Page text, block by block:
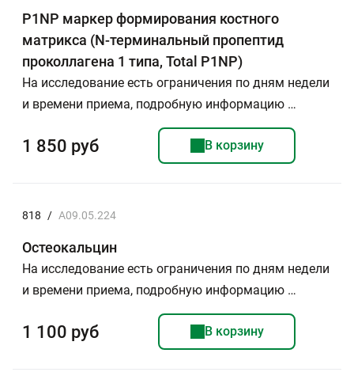
P1NP маркер формирования костного
матрикса (N-терминальный пропептид
проколлагена 1 типа, Total P1NP)
На исследование есть ограничения по дням недели
и времени приема, подробную информацию …
1 850 руб В корзину
818 / A09.05.224
Остеокальцин
На исследование есть ограничения по дням недели
и времени приема, подробную информацию …
1 100 руб В корзину